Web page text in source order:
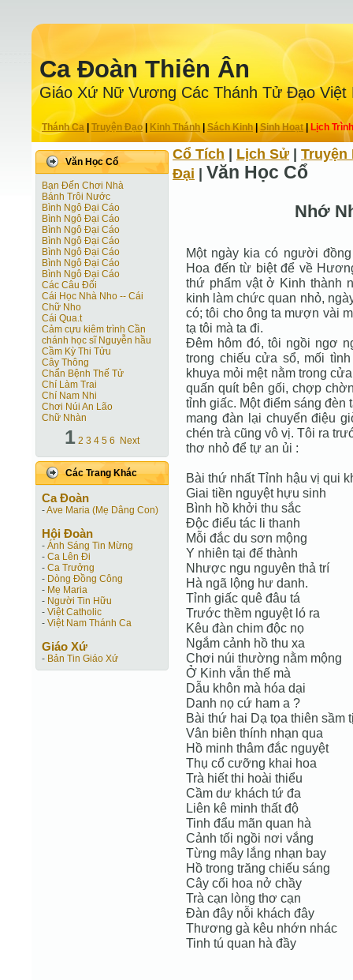
Ca Ðoàn Thiên Ân
Giáo Xứ Nữ Vương Các Thánh Tử Ðạo Việt
Thánh Ca Truyện Ðạo| Kinh Thánh Sách Kinh|Sinh Hoạt| Lịch Trình
Văn Học Cổ
Bạn Đến Chơi Nhà
Bánh Trôi Nước
Bình Ngô Đại Cáo
Bình Ngô Đại Cáo
Bình Ngô Đại Cáo
Bình Ngô Đại Cáo
Bình Ngô Đại Cáo
Bình Ngô Đại Cáo
Bình Ngô Đại Cáo
Các Câu Đối
Cái Học Nhà Nho -- Cái
Chữ Nho
Cái Qua.t
Cảm cựu kiêm trình Cần
chánh học sĩ Nguyễn hầu
Cầm Kỳ Thi Tửu
Cây Thông
Chẩn Bệnh Thế Tử
Chí Làm Trai
Chí Nam Nhi
Chơi Núi An Lão
Chữ Nhàn
1 2 3 4 5 6 Next
Các Trang Khác
Ca Ðoàn
-Ave Maria (Mẹ Dâng Con)
Hội Ðoàn
- Ánh Sáng Tin Mừng
- Ca Lên Đi
- Ca Trưởng
- Dòng Đồng Công
- Mẹ Maria
- Người Tin Hữu
- Việt Catholic
- Việt Nam Thánh Ca
Giáo Xứ
- Bản Tin Giáo Xứ
Cổ Tích Lịch Sử
Truyện
Ðại
Văn Học Cổ
Nhớ
Một ngày kia có người
Hoa đến từ biệt để về
thứ phẩm vật ở Kinh thành
kinh làm chức quan nhỏ,
có; tôi cho ông ta mượn vài
tạ tôi mà ta đi.
Đêm hôm đó, tôi ngồi ngơ
trong chiếu cửa sổ, mối
khuya mỏi mệt nằm trong
quấn quít bên gối, chợp
tỉnh giấc. Một điểm sáng đèn
mang đàn lại chuyển điệu
chén trà cũng vô vị. Tôi ra
thơ nhỏ để tự an ủi :
Bài thứ nhất Tỉnh hậu vị qui
Giai tiền nguyệt hựu sinh
Bình hồ khởi thu sắc
Độc điểu tác li thanh
Mỗi đắc du sơn mộng
Y nhiên tại đế thành
Nhược ngu nguyên thả trí
Hà ngã lộng hư danh.
Tỉnh giấc quê đâu tá
Trước thềm nguyệt ló ra
Kêu đàn chim độc nọ
Ngắm cảnh hồ thu xa
Chơi núi thường nằm mộng
Ở Kinh vẫn thế mà
Dẫu khôn mà hóa dại
Danh nọ cứ ham a ?
Bài thứ hai Dạ tọa thiên sầm
Vân biên thính nhạn qua
Hồ minh thâm đắc nguyệt
Thụ cổ cưỡng khai hoa
Trà hiết thi hoài thiểu
Cầm dư khách tứ đa
Liên kê minh thất độ
Tinh đẩu mãn quan hà
Cảnh tối ngồi nơi vắng
Từng mây lắng nhạn bay
Hồ trong trăng chiếu sáng
Cây cối hoa nở chầy
Trà cạn lòng thơ cạn
Đàn đây nỗi khách đây
Thương gà kêu nhớn nhác
Tinh tú quan hà đầy